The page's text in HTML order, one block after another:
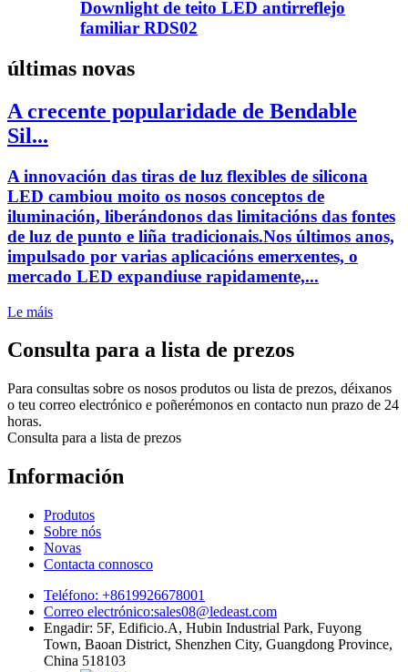
Downlight de teito LED antirreflejo
familiar RDS02
últimas novas
A crecente popularidade de Bendable
Sil...
A innovación das tiras de luz flexibles de silicona
LED cambiou moito os nosos conceptos de
iluminación, liberándonos das limitacións das fontes
de luz de punto e liña tradicionais.Nos últimos anos,
impulsado por varias aplicacións emerxentes, o
mercado LED expandiuse rapidamente,...
Le máis
Consulta para a lista de prezos
Para consultas sobre os nosos produtos ou lista de prezos, déixanos
o teu correo electrónico e poñerémonos en contacto nun prazo de 24
horas.
Consulta para a lista de prezos
Información
Produtos
Sobre nós
Novas
Contacta connosco
Teléfono: +8619926678001
Correo electrónico:sales08@ledeast.com
Engadir: 5F, Edificio.A, Hubin Industrial Park, Fuyong
Town, Baoan District, Shenzhen City, Guangdong Province,
China 518103